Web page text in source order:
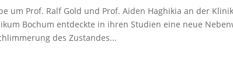
um Prof. Ralf Gold und Prof. Aiden Haghikia an der
Bochum entdeckte in ihren Studien eine neue
des Zustandes...